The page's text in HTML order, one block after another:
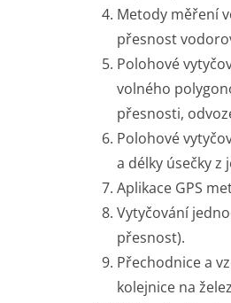
Metody měření
přesnost
Polohové
volného
přesnosti,
Polohové
a délky úsečky
Aplikace GPS
Vytyčování
přesnost).
Přechodnice a
kolejnice na